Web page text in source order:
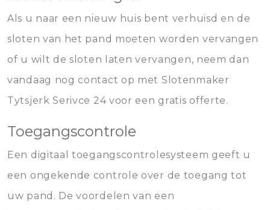
Als u naar een nieuw huis bent verhuisd en de
sloten van het pand moeten worden vervangen
of u wilt de sloten laten vervangen, neem dan
vandaag nog contact op met Slotenmaker
Tytsjerk Serivce 24 voor een gratis offerte.
Toegangscontrole
Een digitaal toegangscontrolesysteem geeft u
een ongekende controle over de toegang tot
uw pand. De voordelen van een